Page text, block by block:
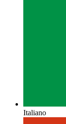
Italiano